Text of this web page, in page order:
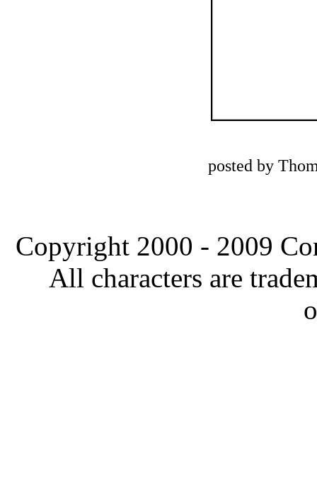
posted by
Copyright 2000 - 2009
All characters are